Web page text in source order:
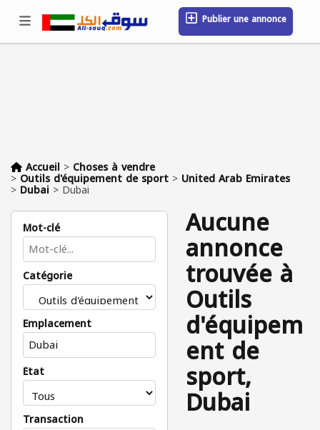
Publier une annonce
Se connecter / S'inscrire
Accueil > Choses à vendre
> Outils d'équipement de sport > United Arab Emirates
> Dubai > Dubai
Mot-clé
Catégorie
Emplacement
État
Transaction
Aucune
annonce
trouvée à
Outils
d'équipem
ent de
sport,
Dubai